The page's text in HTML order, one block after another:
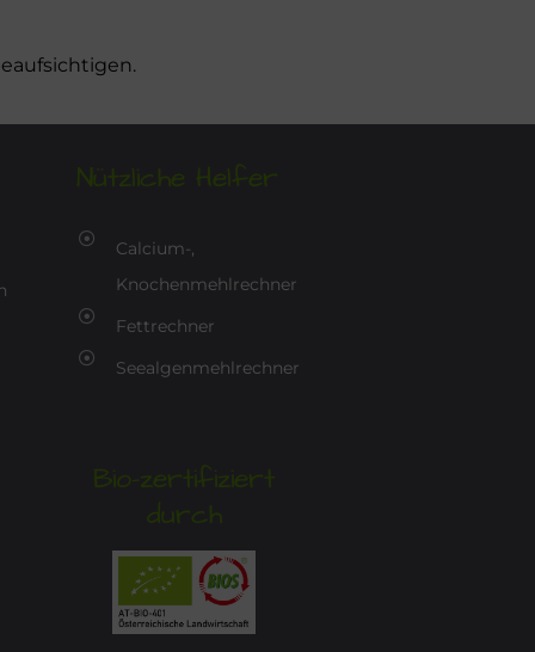
Nützliche Helfer
Calcium-,
Knochenmehlrechner
Fettrechner
Seealgenmehlrechner
Bio-zertifiziert
durch